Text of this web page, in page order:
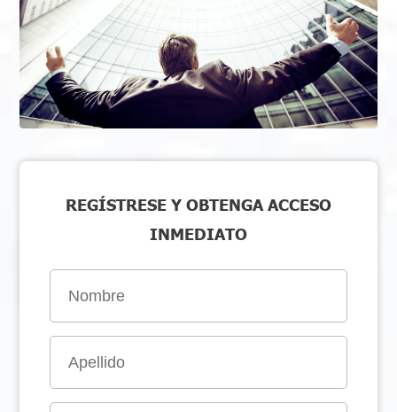
REGÍSTRESE Y OBTENGA ACCESO
INMEDIATO